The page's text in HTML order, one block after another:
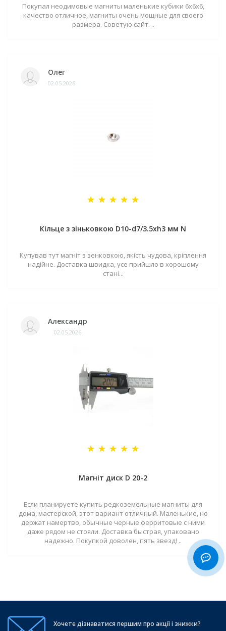
Покупал неодимовые магниты маленькие кубики 6х6х6,
качество отличное, магниты очень мощные для своего
размера. Советую сайт. ..
Олег
02.05.2026
Кільце з зіньковкою D10-d7/3.5хh3 мм N
Купував тут магніт з зенковкою, якість чудова, кріплення
надійне. Доставка швидка, усе прийшло в хорошому
стані...
Александр
02.05.2026
Магніт диск D 20-2
Если планируете купить редкоземельные магниты для
дома, мастерской, этот вариант отличный. Маленькие, но
держат намертво, обычные черные ферритовые с ними
даже рядом не стояли. Доставка быстрая, упаковано
надежно. Покупкой доволен, пять звезд! ..
Хочете дізнаватися першим про акції і знижки?